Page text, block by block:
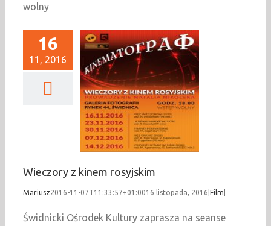
wolny
16
11, 2016
z kinem
Wieczory z kinem rosyjskim
Mariusz2016-11-07T11:33:57+01:0016 listopada, 2016 Film
Świdnicki Ośrodek Kultury zaprasza na seanse